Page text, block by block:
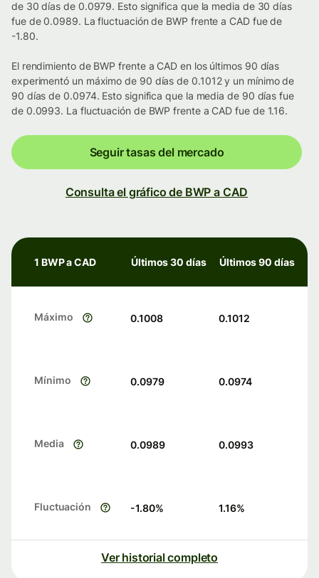
de 30 días de 0.0979. Esto significa que la media de 30 días
fue de 0.0989. La fluctuación de BWP frente a CAD fue de
-1.80.
El rendimiento de BWP frente a CAD en los últimos 90 días
experimentó un máximo de 90 días de 0.1012 y un mínimo de
90 días de 0.0974. Esto significa que la media de 90 días fue
de 0.0993. La fluctuación de BWP frente a CAD fue de 1.16.
Seguir tasas del mercado
Consulta el gráfico de BWP a CAD
1 BWP a CAD Últimos 30 días Últimos 90 días
Máximo 0.1008 0.1012
Mínimo 0.0979 0.0974
Media 0.0989 0.0993
Fluctuación -1.80% 1.16%
Ver historial completo